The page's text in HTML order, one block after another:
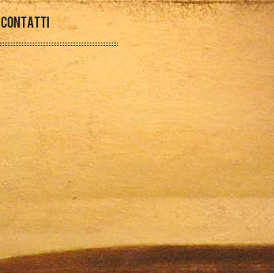
Contatti